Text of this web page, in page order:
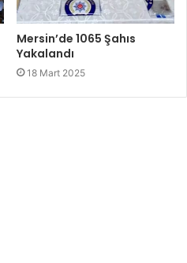
Mersin’de 1065 Şahıs
Yakalandı
18 Mart 2025